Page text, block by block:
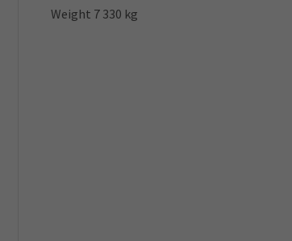
Weight 7 330 kg